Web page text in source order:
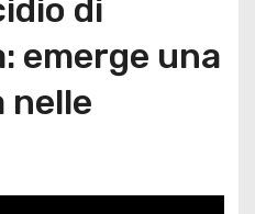
di
emerge una
nelle